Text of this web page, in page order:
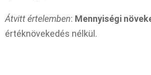
Átvitt értelemben: Mennyiségi
értéknövekedés nélkül.